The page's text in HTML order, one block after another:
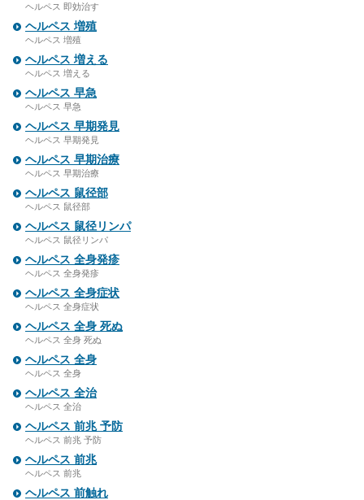
ヘルペス 即効治す
ヘルペス 増殖
ヘルペス 増殖
ヘルペス 増える
ヘルペス 増える
ヘルペス 早急
ヘルペス 早急
ヘルペス 早期発見
ヘルペス 早期発見
ヘルペス 早期治療
ヘルペス 早期治療
ヘルペス 鼠径部
ヘルペス 鼠径部
ヘルペス 鼠径リンパ
ヘルペス 鼠径リンパ
ヘルペス 全身発疹
ヘルペス 全身発疹
ヘルペス 全身症状
ヘルペス 全身症状
ヘルペス 全身 死ぬ
ヘルペス 全身 死ぬ
ヘルペス 全身
ヘルペス 全身
ヘルペス 全治
ヘルペス 全治
ヘルペス 前兆 予防
ヘルペス 前兆 予防
ヘルペス 前兆
ヘルペス 前兆
ヘルペス 前触れ